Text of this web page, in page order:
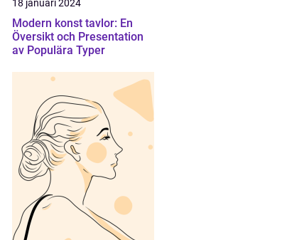
18 januari 2024
Modern konst tavlor: En
Översikt och Presentation
av Populära Typer